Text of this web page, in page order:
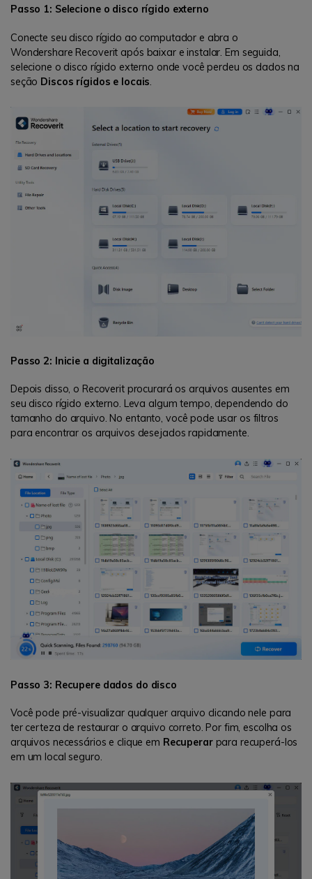
Passo 1: Selecione o disco rígido externo
Conecte seu disco rígido ao computador e abra o
Wondershare Recoverit após baixar e instalar. Em seguida,
selecione o disco rígido externo onde você perdeu os dados na
seção Discos rígidos e locais
Passo 2: Inicie a digitalização
Depois disso, o Recoverit procurará os arquivos ausentes em
seu disco rígido externo. Leva algum tempo, dependendo do
tamanho do arquivo. No entanto, você pode usar os filtros
para encontrar os arquivos desejados rapidamente.
Passo 3: Recupere dados do disco
Você pode pré-visualizar qualquer arquivo clicando nele para
ter certeza de restaurar o arquivo correto. Por fim, escolha os
arquivos necessários e clique em Recuperarpara recuperá-los
em um local seguro.